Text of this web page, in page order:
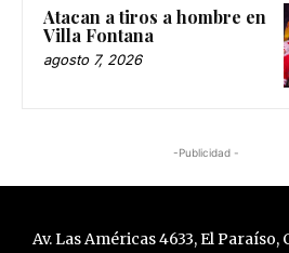
Atacan a tiros a hombre en
Villa Fontana
agosto 7, 2026
-Publicidad -
Av. Las Américas 4633, El Paraíso,